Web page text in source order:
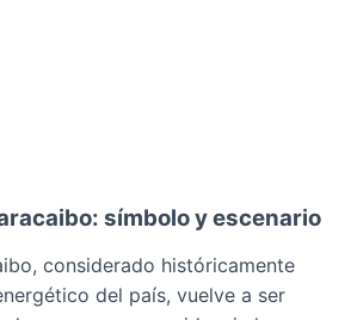
símboloyescenario
considerado históricamente
del país, vuelve a ser